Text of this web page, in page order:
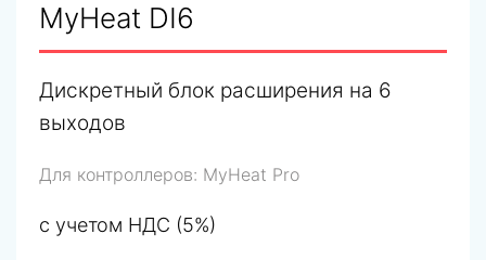
MyHeat DI6
Дискретный блок расширения на 6
выходов
Для контроллеров: MyHeat Pro
с учетом НДС (5%)